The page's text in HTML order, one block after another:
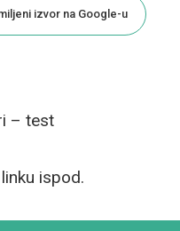
izvor na Google-u
– test
ispod.